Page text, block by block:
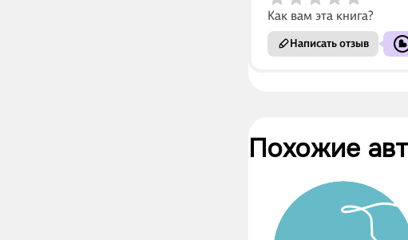
Как вам эта книга?
Написать отзыв
Похожие